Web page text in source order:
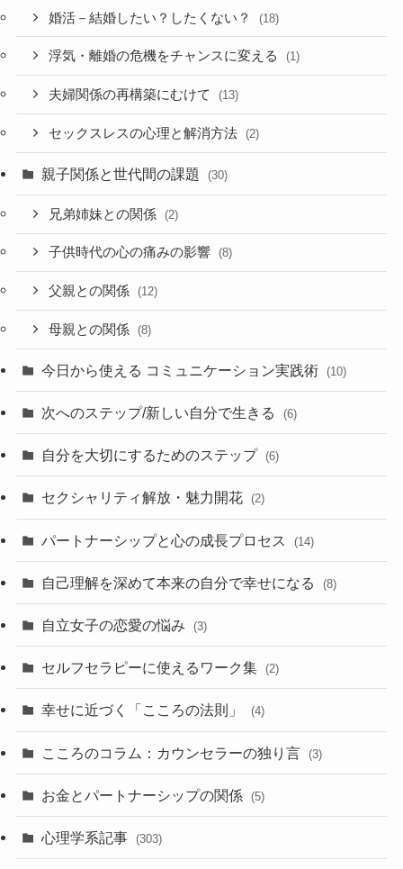
婚活－結婚したい？したくない？ (18)
浮気・離婚の危機をチャンスに変える (1)
夫婦関係の再構築にむけて (13)
セックスレスの心理と解消方法 (2)
親子関係と世代間の課題 (30)
兄弟姉妹との関係 (2)
子供時代の心の痛みの影響 (8)
父親との関係 (12)
母親との関係 (8)
今日から使える コミュニケーション実践術 (10)
次へのステップ/新しい自分で生きる (6)
自分を大切にするためのステップ (6)
セクシャリティ解放・魅力開花 (2)
パートナーシップと心の成長プロセス (14)
自己理解を深めて本来の自分で幸せになる (8)
自立女子の恋愛の悩み (3)
セルフセラピーに使えるワーク集 (2)
幸せに近づく「こころの法則」 (4)
こころのコラム：カウンセラーの独り言 (3)
お金とパートナーシップの関係 (5)
心理学系記事 (303)